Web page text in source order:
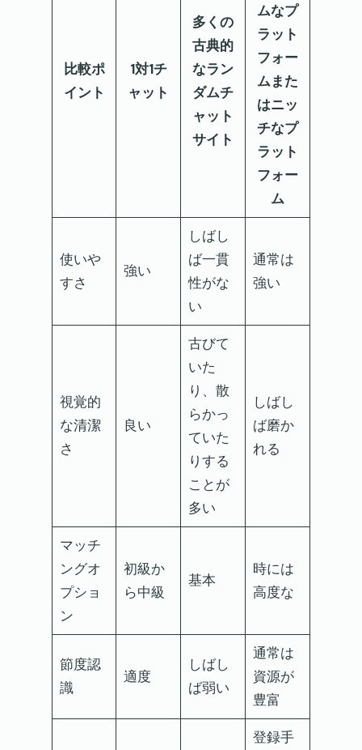
比較ポ
イント
1対1チ
ャット
多くの
古典的
なラン
ダムチ
ャット
サイト
ムなプ
ラット
フォー
ムまた
はニッ
チなプ
ラット
フォー
ム
使いや
すさ
強い
しばし
ば一貫
性がな
い
通常は
強い
視覚的
な清潔
さ
良い
古びて
いた
り、散
らかっ
ていた
りする
ことが
多い
しばし
ば磨か
れる
マッチ
ングオ
プショ
ン
初級か
ら中級
基本
時には
高度な
節度認
識
適度
しばし
ば弱い
通常は
資源が
豊富
登録手